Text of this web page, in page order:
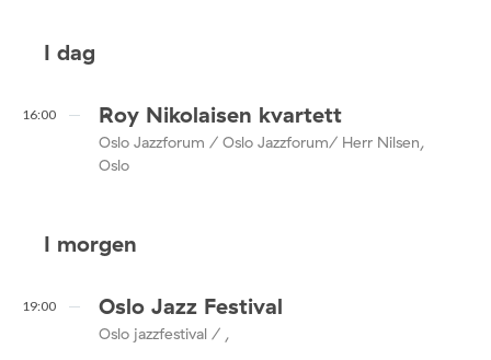
I dag
16:00 Roy Nikolaisen kvartett
Oslo Jazzforum / Oslo Jazzforum/ Herr Nilsen,
Oslo
I morgen
19:00 Oslo Jazz Festival
Oslo jazzfestival / ,